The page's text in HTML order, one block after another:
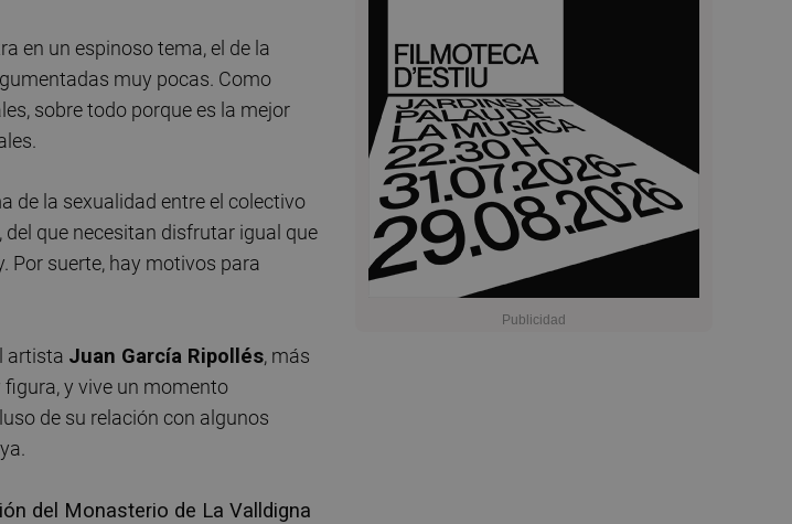
en un espinoso tema, el de la
muy pocas. Como
sobre todo porque es la mejor
de la sexualidad entre el colectivo
del que necesitan disfrutar igual que
Por suerte, hay motivos para
artista Juan García Ripollés, más
figura, y vive un momento
de su relación con algunos
del Monasterio de La Valldigna